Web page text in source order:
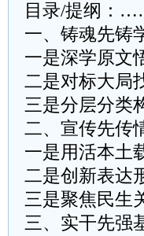
目录/提纲：
一、铸魂先铸
一是深学原文
二是对标大局
三是分层分类
二、宣传先传
一是用活本土
二是创新表达
三是聚焦民生
三、实干先强